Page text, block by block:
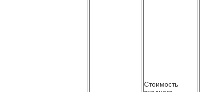
Стоимость